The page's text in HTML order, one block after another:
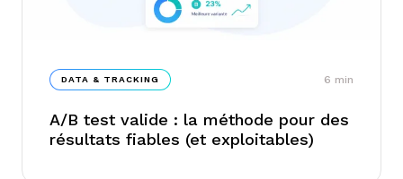
DATA & TRACKING 6 min
A/B test valide : la méthode pour des
résultats fiables (et exploitables)